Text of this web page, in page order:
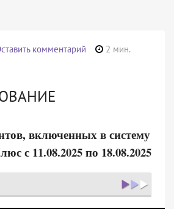
комментарий
2 мин.
включенных в систему
с 11.08.2025 по 18.08.2025